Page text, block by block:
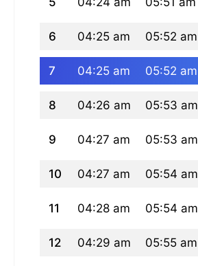
6 04:25 am 05:52 am
7 04:25 am 05:52 am
8 04:26 am 05:53 am
9 04:27 am 05:53 am
10 04:27 am 05:54 am
11 04:28 am 05:54 am
12 04:29 am 05:55 am